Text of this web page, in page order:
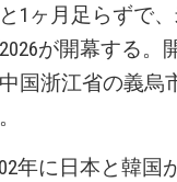
1ヶ月足らずで
が開幕する。
国浙江省の義烏
年に日本と韓国